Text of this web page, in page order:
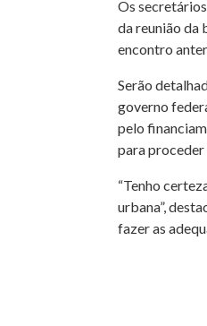
Os
da reunião da
encontro
Serão
governo
pelo
para proceder
“Tenho
urbana”,
fazer as